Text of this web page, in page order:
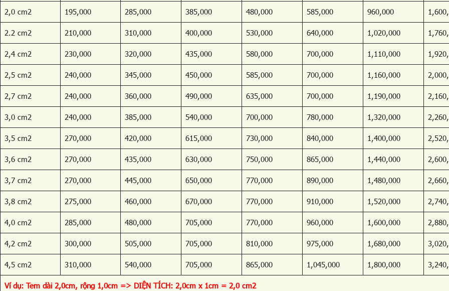
2,0 cm2 195,000 285,000 385,000 480,000 585,000 960,000
2.2 cm2 210,000 310,000 400,000 530,000 640,000 1,020,000
2,4 cm2 230,000 320,000 435,000 580,000 700,000 1,110,000
2,5 cm2 240,000 345,000 450,000 585,000 700,000 1,160,000
2,7 cm2 240,000 360,000 490,000 635,000 700,000 1,190,000
3,0 cm2 240,000 385,000 540,000 700,000 780,000 1,320,000
3,5 cm2 270,000 420,000 615,000 730,000 840,000 1,400,000
3,6 cm2 270,000 435,000 630,000 750,000 865,000 1,440,000
3,7 cm2 270,000 445,000 650,000 770,000 890,000 1,480,000
3,8 cm2 275,000 460,000 670,000 770,000 910,000 1,520,000
4,0 cm2 285,000 480,000 705,000 770,000 960,000 1,600,000
4,2 cm2 300,000 505,000 705,000 810,000 975,000 1,680,000
4,5 cm2 310,000 540,000 705,000 865,000 1,045,000 1,800,000
Ví dụ: Tem dài 2,0cm, rộng 1,0cm => DIỆN TÍCH: 2,0cm x 1cm = 2,0 cm2